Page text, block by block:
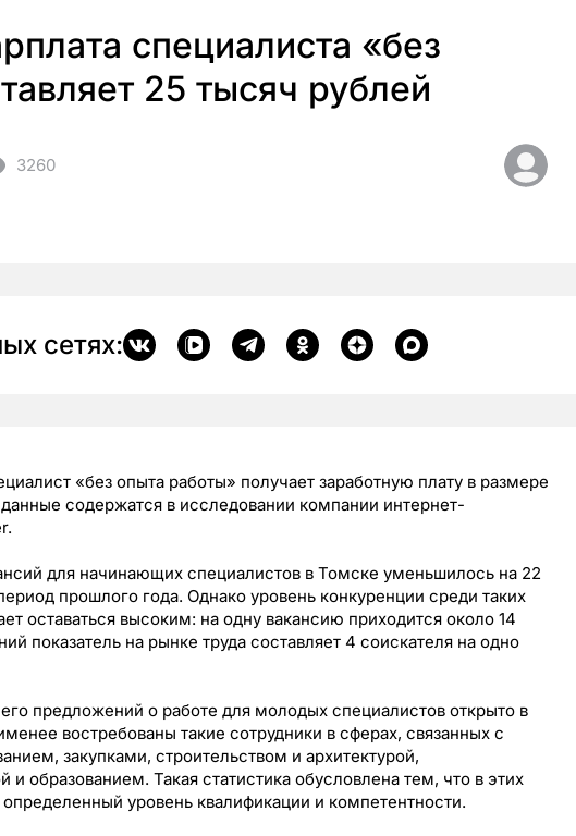
специалиста «без
25 тысяч рублей
3260
сетях:
«без опыта работы» получает заработную плату в размере
содержатся в исследовании компании интернет-
для начинающих специалистов в Томске уменьшилось на 22
прошлого года. Однако уровень конкуренции среди таких
оставаться высоким: на одну вакансию приходится около 14
показатель на рынке труда составляет 4 соискателя на одно
предложений о работе для молодых специалистов открыто в
востребованы такие сотрудники в сферах, связанных с
закупками, строительством и архитектурой,
и образованием. Такая статистика обусловлена тем, что в этих
уровень квалификации и компетентности.